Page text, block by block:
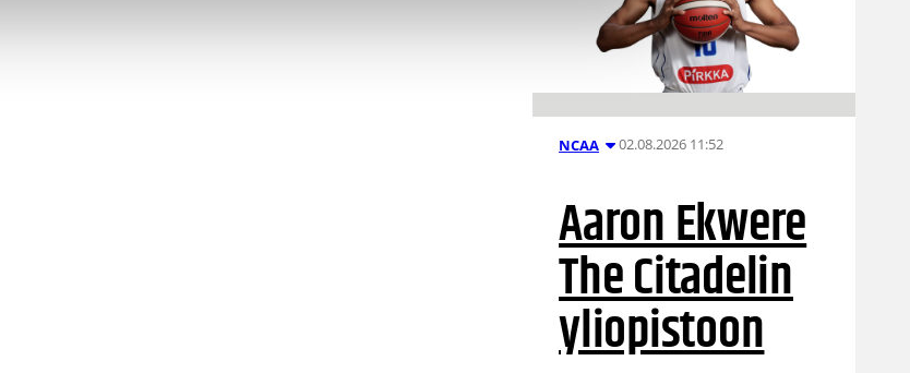
NCAA 02.08.2026 11:52
Aaron Ekwere
The Citadelin
yliopistoon